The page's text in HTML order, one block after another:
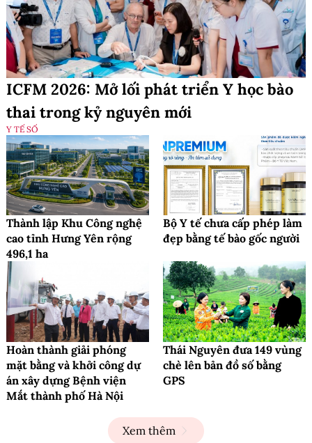
ICFM 2026: Mở lối phát triển Y học bào
thai trong kỷ nguyên mới
Y TẾ SỐ
Thành lập Khu Công nghệ
cao tỉnh Hưng Yên rộng
496,1 ha
Bộ Y tế chưa cấp phép làm
đẹp bằng tế bào gốc người
Hoàn thành giải phóng
mặt bằng và khởi công dự
án xây dựng Bệnh viện
Mắt thành phố Hà Nội
Thái Nguyên đưa 149 vùng
chè lên bản đồ số bằng
GPS
Xem thêm